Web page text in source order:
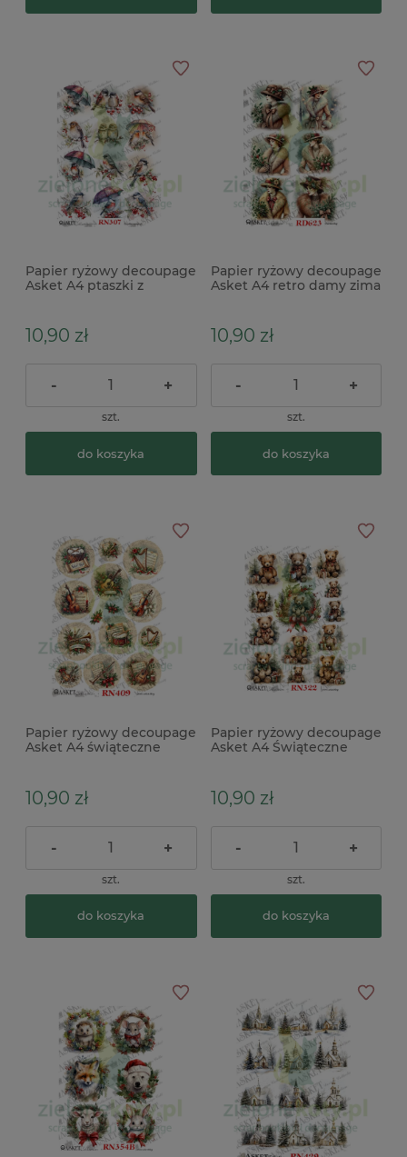
Papier ryżowy decoupage
Asket A4 ptaszki z
10,90 zł
- +
szt.
do koszyka
Papier ryżowy decoupage
Asket A4 retro damy zima
10,90 zł
- +
szt.
do koszyka
Papier ryżowy decoupage
Asket A4 świąteczne
10,90 zł
- +
szt.
do koszyka
Papier ryżowy decoupage
Asket A4 Świąteczne
10,90 zł
- +
szt.
do koszyka